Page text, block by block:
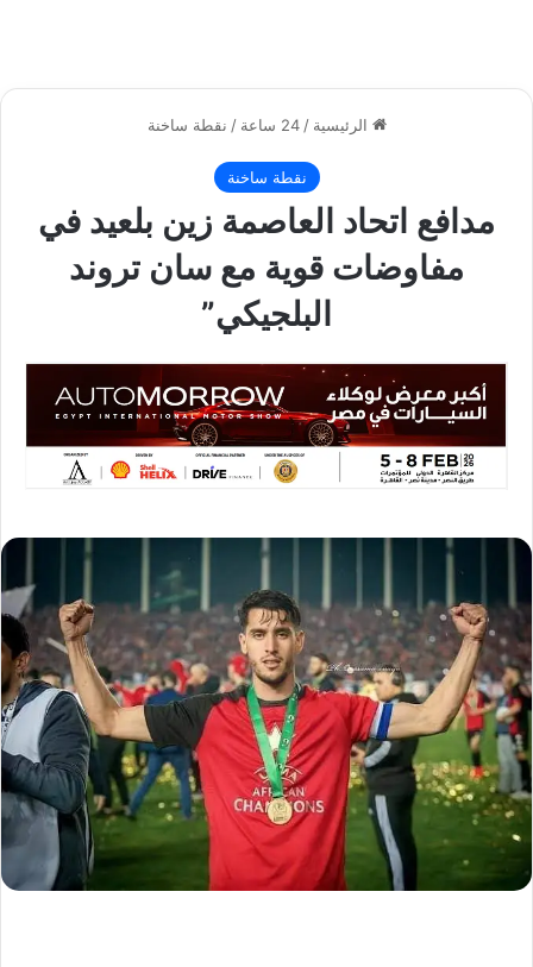
الرئيسية / 24 ساعة / نقطة ساخنة
نقطة ساخنة
مدافع اتحاد العاصمة زين بلعيد في
مفاوضات قوية مع سان تروند
البلجيكي”